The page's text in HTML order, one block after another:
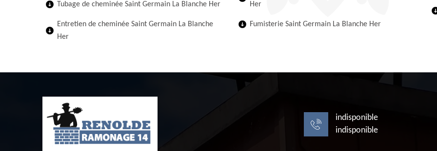
Tubage de cheminée Saint Germain La Blanche Her
Entretien de cheminée Saint Germain La Blanche
Her
Her
Fumisterie Saint Germain La Blanche Her
indisponible
indisponible